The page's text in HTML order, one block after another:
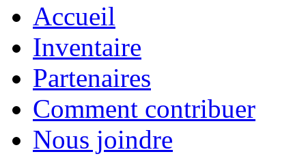
Accueil
Inventaire
Partenaires
Comment contribuer
Nous joindre